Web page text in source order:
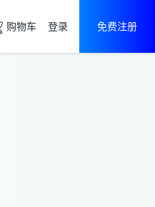
购物车 登录 免费注册